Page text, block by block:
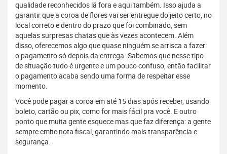
qualidade reconhecidos lá fora e aqui também. Isso ajuda a
garantir que a coroa de flores vai ser entregue do jeito certo, no
local correto e dentro do prazo que foi combinado, sem
aquelas surpresas chatas que às vezes acontecem. Além
disso, oferecemos algo que quase ninguém se arrisca a fazer:
o pagamento só depois da entrega. Sabemos que nesse tipo
de situação tudo é urgente e um pouco confuso, então facilitar
o pagamento acaba sendo uma forma de respeitar esse
momento.
Você pode pagar a coroa em até 15 dias após receber, usando
boleto, cartão ou pix, como for mais fácil pra você. E outro
ponto que muita gente esquece mas que faz diferença: a gente
sempre emite nota fiscal, garantindo mais transparência e
segurança.